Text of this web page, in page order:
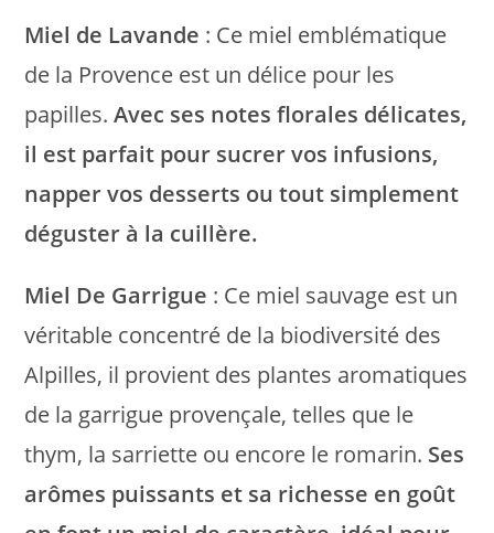
Miel de Lavande : Ce miel emblématique
de la Provence est un délice pour les
papilles.Avec ses notes florales délicates,
il est parfait pour sucrer vos infusions,
napper vos desserts ou tout simplement
déguster à la cuillère.
Miel De Garrigue : Ce miel sauvage est un
véritable concentré de la biodiversité des
Alpilles, il provient des plantes aromatiques
de la garrigue provençale, telles que le
thym, la sarriette ou encore le romarin. Ses
arômes puissants et sa richesse en goût